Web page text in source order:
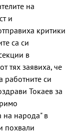
на
и
критики
са си
в
тях заявиха, че
работните си
Токаев за
на народа" в
похвали